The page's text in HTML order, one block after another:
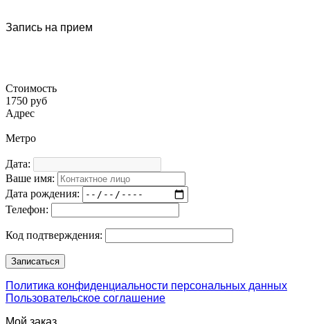
Запись на прием
Стоимость
1750 руб
Адрес
Метро
Дата:
Ваше имя:
Дата рождения:
Телефон:
Код подтверждения:
Политика конфиденциальности персональных данных
Пользовательское соглашение
Мой заказ